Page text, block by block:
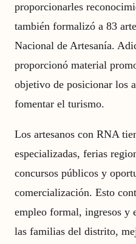
proporcionarles
también formalizó a 83
Nacional de Artesanía.
proporcionó material
objetivo de posicionar los
fomentar el turismo.
Los artesanos con RNA
especializadas, ferias
concursos públicos y
comercialización. Esto
empleo formal, ingresos y
las familias del distrito,